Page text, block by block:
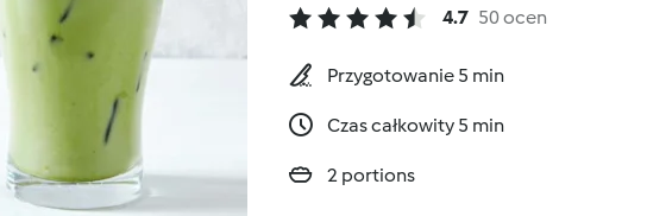
4.7 50 ocen
Przygotowanie 5 min
Czas całkowity 5 min
2 portions